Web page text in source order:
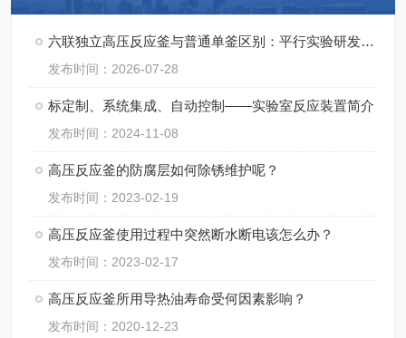
六联独立高压反应釜与普通单釜区别：平行实验研发成本与周期对比
发布时间：2026-07-28
标定制、系统集成、自动控制——实验室反应装置简介
发布时间：2024-11-08
高压反应釜的防腐层如何除锈维护呢？
发布时间：2023-02-19
高压反应釜使用过程中突然断水断电该怎么办？
发布时间：2023-02-17
高压反应釜所用导热油寿命受何因素影响？
发布时间：2020-12-23